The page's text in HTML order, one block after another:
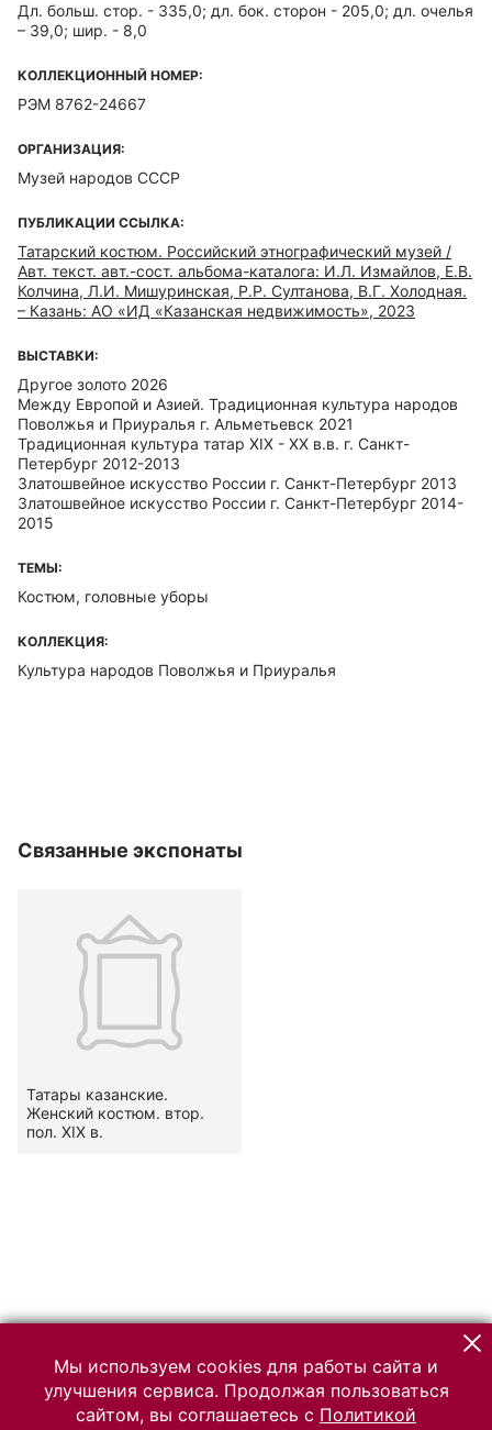
Дл. больш. стор. - 335,0; дл. бок. сторон - 205,0; дл. очелья
– 39,0; шир. - 8,0
КОЛЛЕКЦИОННЫЙ НОМЕР:
РЭМ 8762-24667
ОРГАНИЗАЦИЯ:
Музей народов СССР
ПУБЛИКАЦИИ ССЫЛКА:
Татарский костюм. Российский этнографический музей /
Авт. текст. авт.-сост. альбома-каталога: И.Л. Измайлов, Е.В.
Колчина, Л.И. Мишуринская, Р.Р. Султанова, В.Г. Холодная.
– Казань: АО «ИД «Казанская недвижимость», 2023
ВЫСТАВКИ:
Другое золото 2026
Между Европой и Азией. Традиционная культура народов
Поволжья и Приуралья г. Альметьевск 2021
Традиционная культура татар XIX - ХХ в.в. г. Санкт-
Петербург 2012-2013
Златошвейное искусство России г. Санкт-Петербург 2013
Златошвейное искусство России г. Санкт-Петербург 2014-
2015
ТЕМЫ:
Костюм, головные уборы
КОЛЛЕКЦИЯ:
Культура народов Поволжья и Приуралья
Связанные экспонаты
Татары казанские.
Женский костюм. втор.
пол. XIX в.
Мы используем cookies для работы сайта и
улучшения сервиса. Продолжая пользоваться
сайтом, вы соглашаетесь с Политикой